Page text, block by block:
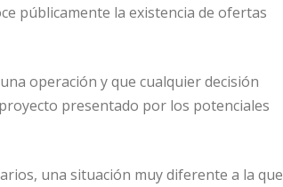
públicamente la existencia de ofertas
operación y que cualquier decisión
presentado por los potenciales
una situación muy diferente a la que